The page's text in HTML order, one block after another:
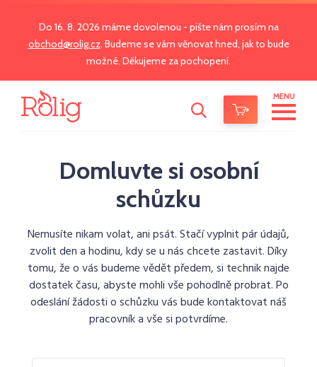
Do 16. 8. 2026 máme dovolenou - pište nám prosím na
obchod@rolig.cz. Budeme se vám věnovat hned, jak to bude
možné. Děkujeme za pochopení.
MENU
Domluvte si osobní
schůzku
Nemusíte nikam volat, ani psát. Stačí vyplnit pár údajů,
zvolit den a hodinu, kdy se u nás chcete zastavit. Díky
tomu, že o vás budeme vědět předem, si technik najde
dostatek času, abyste mohli vše pohodlně probrat. Po
odeslání žádosti o schůzku vás bude kontaktovat náš
pracovník a vše si potvrdíme.